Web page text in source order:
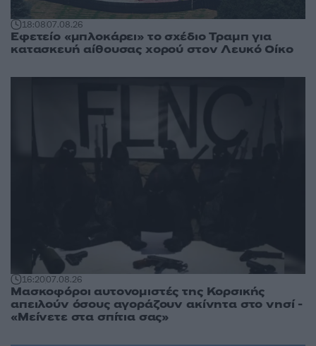
18:0807.08.26
Εφετείο «μπλοκάρει» το σχέδιο Τραμπ για
κατασκευή αίθουσας χορού στον Λευκό Οίκο
16:2007.08.26
Μασκοφόροι αυτονομιστές της Κορσικής
απειλούν όσους αγοράζουν ακίνητα στο νησί -
«Μείνετε στα σπίτια σας»